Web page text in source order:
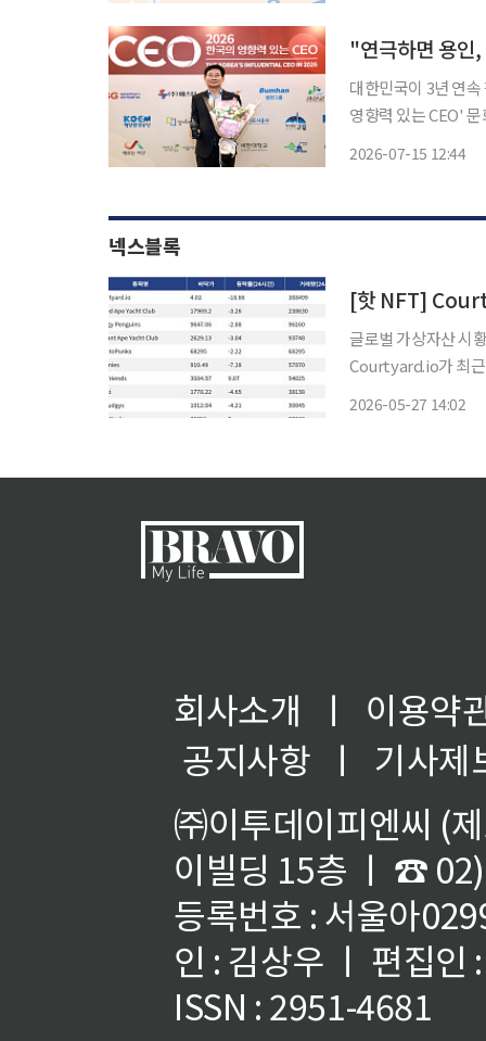
대한민국이 3년 연
영향력 있는 CEO' 문화콘텐츠
2026-07-15 12:44
넥스블록
글로벌 가상자산 시
Courtyard.io가 최근
2026-05-27 14:02
회사소개 ㅣ
이용약
공지사항
ㅣ
기사제
㈜이투데이피엔씨 (
이빌딩 15층 ㅣ ☎
등록번호 : 서울아
인 : 김상우 ㅣ 편집인
ISSN : 2951-4681